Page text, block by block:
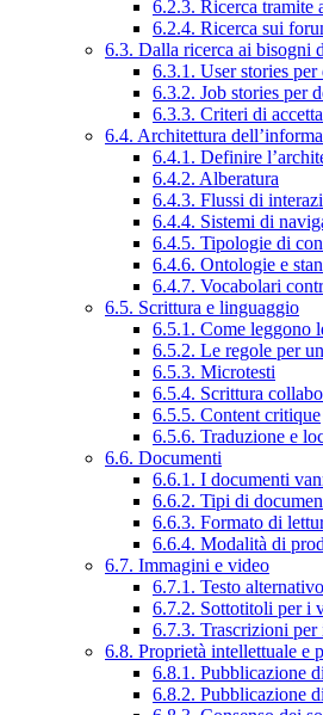
6.2.3. Ricerca tramite
6.2.4. Ricerca sui
6.3. Dalla ricerca ai bisogni
6.3.1. User stories
6.3.2. Job stories per
6.3.3. Criteri di
6.4. Architettura
6.4.1. Definire
6.4.2. Alberatura
6.4.3. Flussi di
6.4.4. Sistemi di
6.4.5. Tipologie di
6.4.6. Ontologie e
6.4.7. Vocabolari
6.5. Scrittura e linguaggio
6.5.1. Come leggono
6.5.2. Le regole per
6.5.3. Microtesti
6.5.4. Scrittura
6.5.5. Content critique
6.5.6. Traduzione e
6.6. Documenti
6.6.1. I documenti
6.6.2. Tipi di
6.6.3. Formato di
6.6.4. Modalità di
6.7. Immagini e video
6.7.1. Testo
6.7.2. Sottotitoli per i
6.7.3. Trascrizioni per
6.8. Proprietà intellettuale e
6.8.1. Pubblicazione
6.8.2. Pubblicazione